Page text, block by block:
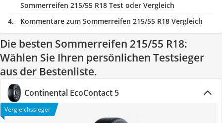
Sommerreifen 215/55 R18 Test oder Vergleich
Kommentare zum Sommerreifen 215/55 R18 Vergleich
Die besten Sommerreifen 215/55 R18:
Wählen Sie Ihren persönlichen Testsieger
aus der Bestenliste.
Continental EcoContact 5
Vergleichssieger